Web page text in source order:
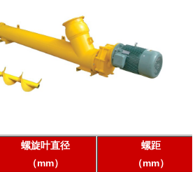
螺旋叶直径
（mm）
螺距
（mm）